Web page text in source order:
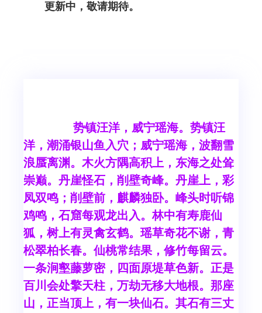
更新中，敬请期待。
势镇汪洋，威宁瑶海。势镇汪
洋，潮涌银山鱼入穴；威宁瑶海，波翻雪
浪蜃离渊。木火方隅高积上，东海之处耸
崇巅。丹崖怪石，削壁奇峰。丹崖上，彩
凤双鸣；削壁前，麒麟独卧。峰头时听锦
鸡鸣，石窟每观龙出入。林中有寿鹿仙
狐，树上有灵禽玄鹤。瑶草奇花不谢，青
松翠柏长春。仙桃常结果，修竹每留云。
一条涧壑藤萝密，四面原堤草色新。正是
百川会处擎天柱，万劫无移大地根。那座
山，正当顶上，有一块仙石。其石有三丈